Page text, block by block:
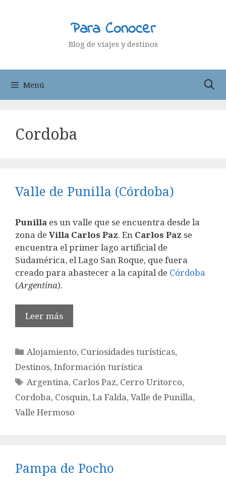
Para Conocer
Blog de viajes y destinos
Menú
Cordoba
Valle de Punilla (Córdoba)
Punilla es un valle que se encuentra desde la
zona de Villa Carlos Paz. En Carlos Paz se
encuentra el primer lago artificial de
Sudamérica, el Lago San Roque, que fuera
creado para abastecer a la capital de Córdoba
(Argentina).
Leer más
Categorías
Alojamiento, Curiosidades turísticas,
Destinos, Información turística
Etiquetas
Argentina, Carlos Paz, Cerro Uritorco,
Cordoba, Cosquin, La Falda, Valle de Punilla,
Valle Hermoso
Pampa de Pocho